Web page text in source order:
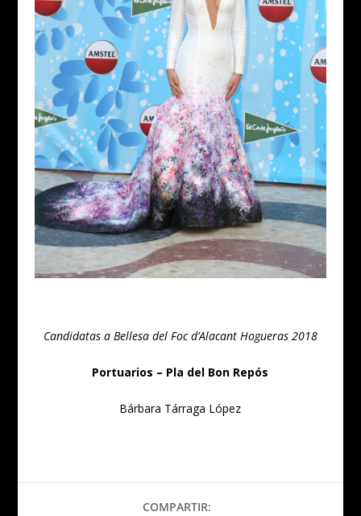
Candidatas a Bellesa del Foc d’Alacant Hogueras 2018
Portuarios – Pla del Bon Repós
Bárbara Tárraga López
COMPARTIR: